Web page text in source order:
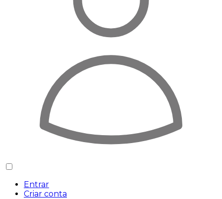
Entrar
Criar conta